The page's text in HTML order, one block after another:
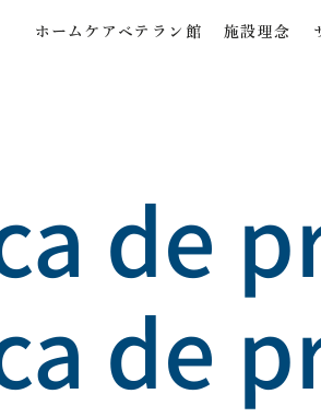
ホームケアベテラン館 施設理念
de
de